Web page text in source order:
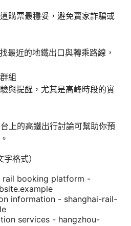
購票最穩妥，避免賣家詐騙或
最近的地鐵出口與轉乘路線，
組
與提醒，尤其是高峰時段的實
上的高鐵出行討論可幫助你預
格式）
rail booking platform -
information - shanghai-rail-
services - hangzhou-